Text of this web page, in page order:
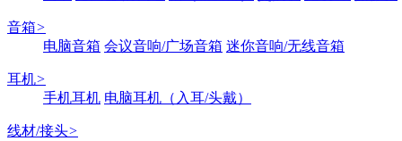
音箱>
电脑音箱 会议音响/广场音箱 迷你音响/无线音箱
耳机>
手机耳机 电脑耳机（入耳/头戴）
线材/接头>